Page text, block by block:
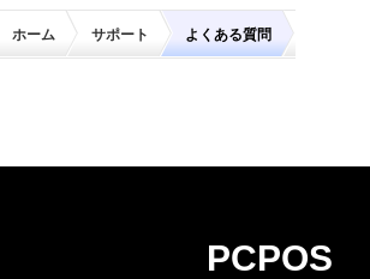
ホーム サポート よくある質問
PCPOS